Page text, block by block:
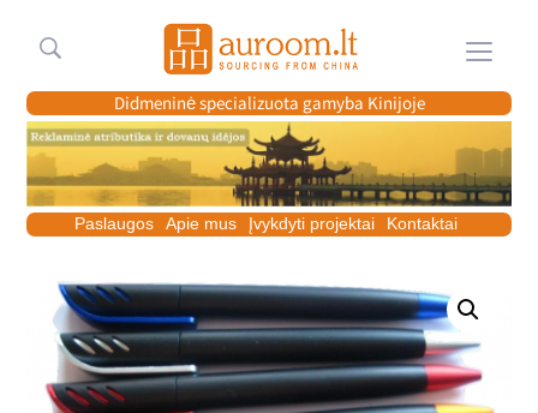
Meniu
Didmeninė specializuota gamyba Kinijoje
Paslaugos Apie mus Įvykdyti projektai Kontaktai